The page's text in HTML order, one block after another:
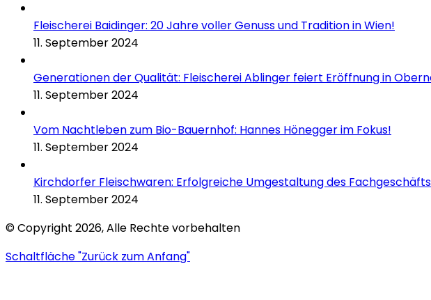
Fleischerei Baidinger: 20 Jahre voller Genuss und Tradition in Wien!
11. September 2024
Generationen der Qualität: Fleischerei Ablinger feiert Eröffnung in
11. September 2024
Vom Nachtleben zum Bio-Bauernhof: Hannes Hönegger im Fokus!
11. September 2024
Kirchdorfer Fleischwaren: Erfolgreiche Umgestaltung des
11. September 2024
© Copyright 2026, Alle Rechte vorbehalten
Schaltfläche "Zurück zum Anfang"